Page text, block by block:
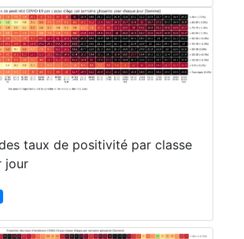
taux de positivité par classe
jour